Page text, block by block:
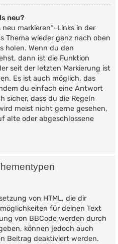
neu?
neu markieren“-Links in der
Thema wieder ganz nach oben
holen. Wenn du den
dann ist die Funktion
seit der letzten Markierung ist
Es ist auch möglich, das
du einfach eine Antwort
sicher, dass du die Regeln
meist nicht gerne gesehen,
alte oder abgeschlossene
von HTML, die dir
für deinen Text
von BBCode werden durch
können jedoch auch
Beitrag deaktiviert werden.